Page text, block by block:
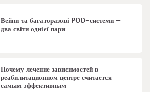
Вейпи та багаторазові POD-системи –
два світи однієї пари
Почему лечение зависимостей в
реабилитационном центре считается
самым эффективным